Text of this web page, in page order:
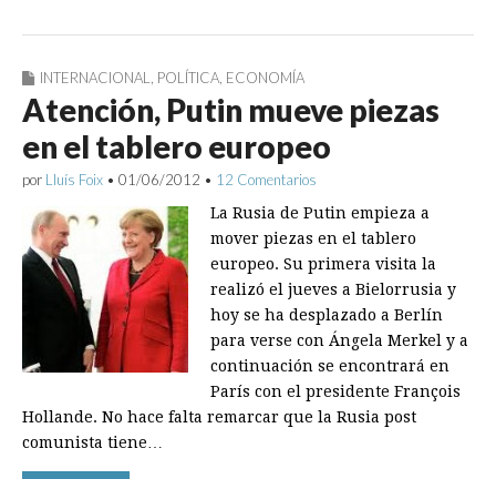
INTERNACIONAL POLÍTICA ECONOMÍA
Atención, Putin mueve piezas
en el tablero europeo
por Lluís Foix • 01/06/2012 • 12 Comentarios
La Rusia de Putin empieza a
mover piezas en el tablero
europeo. Su primera visita la
realizó el jueves a Bielorrusia y
hoy se ha desplazado a Berlín
para verse con Ángela Merkel y a
continuación se encontrará en
París con el presidente François
Hollande. No hace falta remarcar que la Rusia post
comunista tiene…